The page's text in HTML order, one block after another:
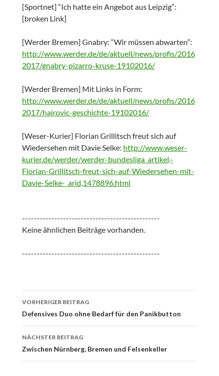
[Sportnet] “Ich hatte ein Angebot aus Leipzig”:
[broken Link]
[Werder Bremen] Gnabry: “Wir müssen abwarten”:
http://www.werder.de/de/aktuell/news/profis/2016
2017/gnabry-pizarro-kruse-19102016/
[Werder Bremen] Mit Links in Form:
http://www.werder.de/de/aktuell/news/profis/2016
2017/hajrovic-geschichte-19102016/
[Weser-Kurier] Florian Grillitsch freut sich auf
Wiedersehen mit Davie Selke: http://www.weser-
kurier.de/werder/werder-bundesliga_artikel,-
Florian-Grillitsch-freut-sich-auf-Wiedersehen-mit-
Davie-Selke-_arid,1478896.html
-----------------------------------------------
Keine ähnlichen Beiträge vorhanden.
-----------------------------------------------
Beitrags-
Navigation
VORHERIGER BEITRAG
Defensives Duo ohne Bedarf für den Panikbutton
NÄCHSTER BEITRAG
Zwischen Nürnberg, Bremen und Felsenkeller